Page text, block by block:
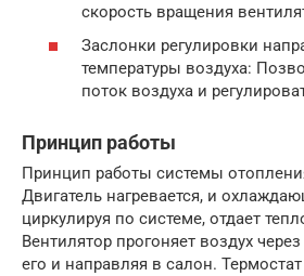
скорость вращения
Заслонки регулировки
температуры воздуха:
поток воздуха и
Принцип работы
Принцип работы системы
Двигатель нагревается, и
циркулируя по системе, отдает
Вентилятор прогоняет воздух
его и направляя в салон.